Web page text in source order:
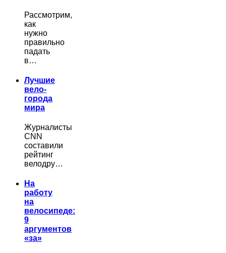
Рассмотрим,
как
нужно
правильно
падать
в…
Лучшие
вело-
города
мира
Журналисты
CNN
составили
рейтинг
велодру…
На
работу
на
велосипеде:
9
аргументов
«за»